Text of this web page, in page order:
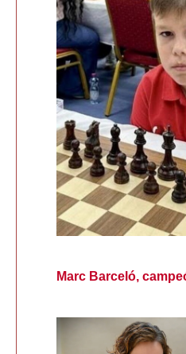
Marc Barceló,